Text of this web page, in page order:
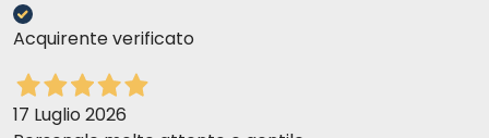
Acquirente verificato
17 Luglio 2026